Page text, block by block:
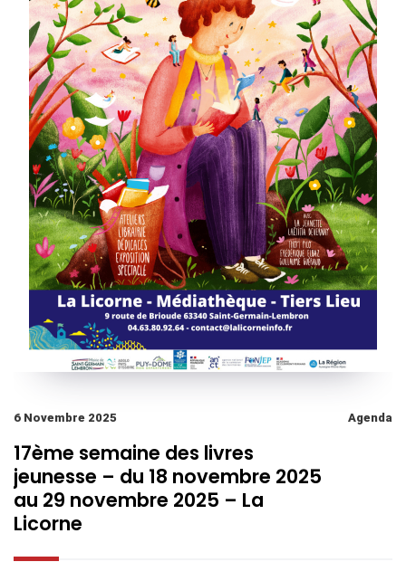
6 Novembre 2025 Agenda
17ème semaine des livres
jeunesse – du 18 novembre 2025
au 29 novembre 2025 – La
Licorne